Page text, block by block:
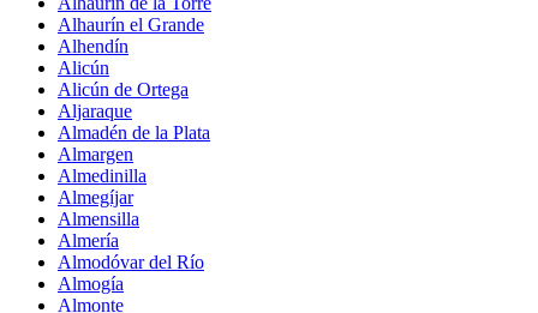
Alhaurín el Grande
Alhendín
Alicún
Alicún de Ortega
Aljaraque
Almadén de la Plata
Almargen
Almedinilla
Almegíjar
Almensilla
Almería
Almodóvar del Río
Almogía
Almonte